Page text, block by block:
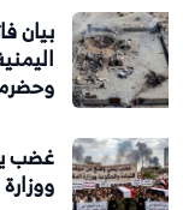
بيان
غضب